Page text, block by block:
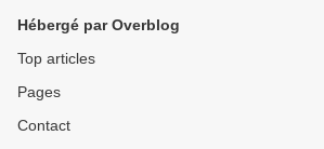
Hébergé par Overblog
Top articles
Pages
Contact